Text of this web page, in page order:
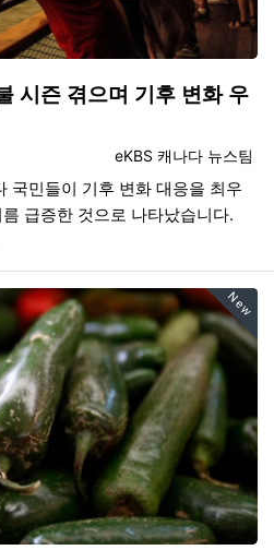
시즌 겪으며 기후 변화 우
등록자
eKBS 캐나다 뉴스팀
국민들이 기후 변화 대응을 최우
급증한 것으로 나타났습니다.
New